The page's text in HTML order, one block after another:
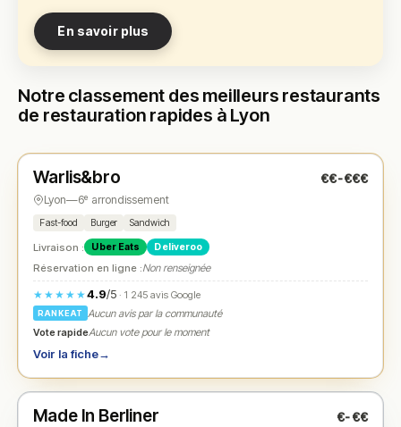
En savoir plus
Notre classement des meilleurs restaurants
de restauration rapides à Lyon
★ N° 1
Warlis&bro €€-€€€
Lyon—6ᵉ arrondissement
Fast-food Burger Sandwich
Livraison : Uber Eats Deliveroo
Réservation en ligne :Non renseignée
★★★★★4.9/5· 1 245 avis Google
RANKEAT
Aucun avis par la communauté
Vote rapideAucun vote pour le moment
Voir la fiche→
★ N° 2
Made In Berliner €-€€